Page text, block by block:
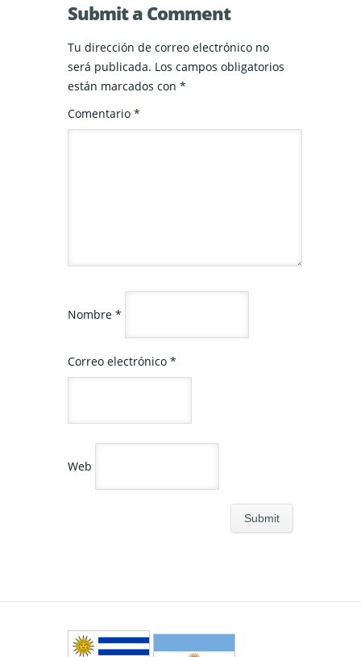
Submit a Comment
Tu dirección de correo electrónico no
será publicada. Los campos obligatorios
están marcados con *
Comentario *
Nombre *
Correo electrónico *
Web